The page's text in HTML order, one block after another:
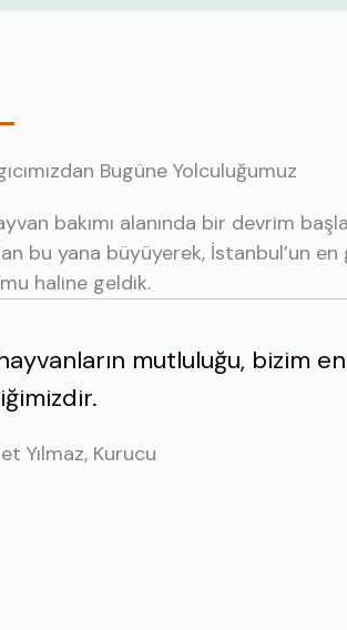
Bugüne Yolculuğumuz
bakımı alanında bir devrim
bu yana büyüyerek, İstanbul’un
haline geldik.
mutluluğu, bizim
Yılmaz, Kurucu